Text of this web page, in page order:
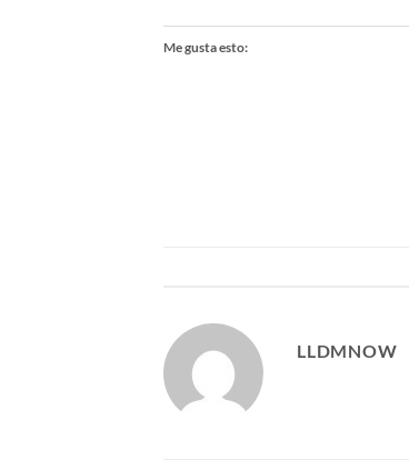
Me gusta esto:
LLDMNOW